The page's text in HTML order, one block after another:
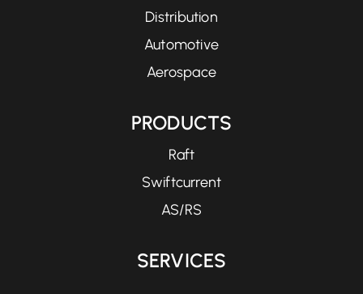
Distribution
Automotive
Aerospace
PRODUCTS
Raft
Swiftcurrent
AS/RS
SERVICES